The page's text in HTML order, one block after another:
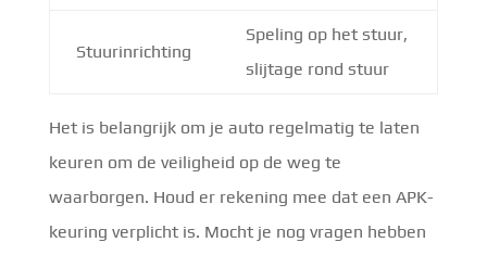
Stuurinrichting
Speling op het stuur,
slijtage rond stuur
Het is belangrijk om je auto regelmatig te laten
keuren om de veiligheid op de weg te
waarborgen. Houd er rekening mee dat een APK-
keuring verplicht is. Mocht je nog vragen hebben